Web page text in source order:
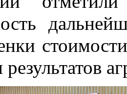
результатов